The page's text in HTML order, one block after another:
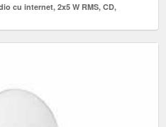
cu internet, 2x5 W RMS, CD,